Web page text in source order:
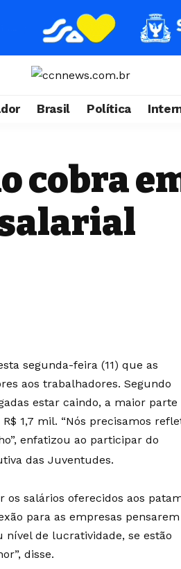
Brasil Política
cobra
segunda-feira (11) que as
aos trabalhadores. Segundo
estar caindo, a maior parte
1,7 mil. “Nós precisamos
enfatizou ao participar do
das Juventudes.
salários oferecidos aos
para as empresas
nível de lucratividade, se estão
disse.